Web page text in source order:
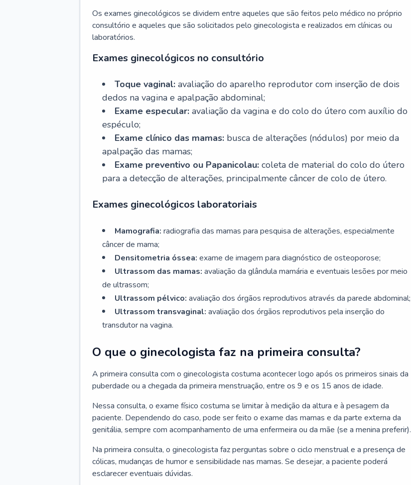
Os exames ginecológicos se dividem entre aqueles que são feitos pelo médico no próprio
consultório e aqueles que são solicitados pelo ginecologista e realizados em clínicas ou
laboratórios.
Exames ginecológicos no consultório
Toque vaginal: avaliação do aparelho reprodutor com inserção de dois
dedos na vagina e apalpação abdominal;
Exame especular: avaliação da vagina e do colo do útero com auxílio do
espéculo;
Exame clínico das mamas: busca de alterações (nódulos) por meio da
apalpação das mamas;
Exame preventivo ou Papanicolau: coleta de material do colo do útero
para a detecção de alterações, principalmente câncer de colo de útero.
Exames ginecológicos laboratoriais
Mamografia: radiografia das mamas para pesquisa de alterações, especialmente
câncer de mama;
Densitometria óssea: exame de imagem para diagnóstico de osteoporose;
Ultrassom das mamas: avaliação da glândula mamária e eventuais lesões por meio
de ultrassom;
Ultrassom pélvico: avaliação dos órgãos reprodutivos através da parede abdominal;
Ultrassom transvaginal: avaliação dos órgãos reprodutivos pela inserção do
transdutor na vagina.
O que o ginecologista faz na primeira consulta?
A primeira consulta com o ginecologista costuma acontecer logo após os primeiros sinais da
puberdade ou a chegada da primeira menstruação, entre os 9 e os 15 anos de idade.
Nessa consulta, o exame físico costuma se limitar à medição da altura e à pesagem da
paciente. Dependendo do caso, pode ser feito o exame das mamas e da parte externa da
genitália, sempre com acompanhamento de uma enfermeira ou da mãe (se a menina preferir).
Na primeira consulta, o ginecologista faz perguntas sobre o ciclo menstrual e a presença de
cólicas, mudanças de humor e sensibilidade nas mamas. Se desejar, a paciente poderá
esclarecer eventuais dúvidas.